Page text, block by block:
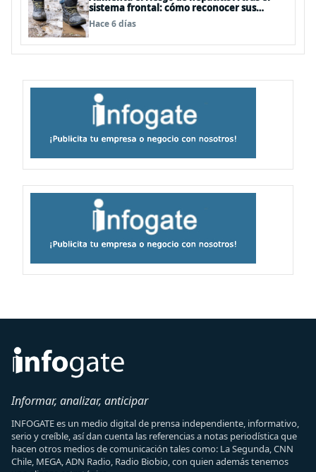
sistema frontal: cómo reconocer sus
síntomas y evitar el contagio
Hace 6 días
Informar, analizar, anticipar
INFOGATE es un medio digital de prensa independiente, informativo,
serio y creíble, así dan cuenta las referencias a notas periodística que
hacen otros medios de comunicación tales como: La Segunda, CNN
Chile, MEGA, ADN Radio, Radio Biobio, con quien además tenemos